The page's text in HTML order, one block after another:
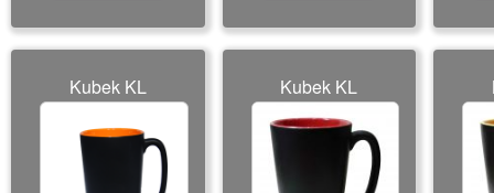
Kubek KL Kubek KL